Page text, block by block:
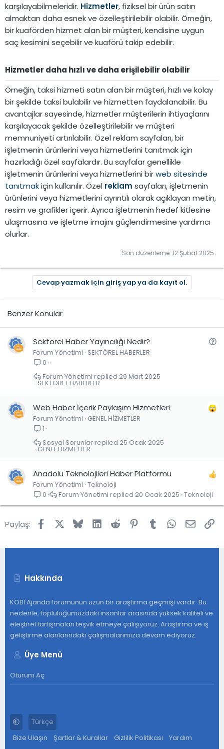
karşılayabilmeleridir. Hizmetler, fiziksel bir ürün satın
almaktan daha esnek ve özelleştirilebilir olabilir. Örneğin,
bir kuaförden hizmet alan bir müşteri, kendisine uygun
saç kesimini seçebilir ve kuaförü takip edebilir.
Hizmetler daha hızlı ve daha erişilebilir olabilir​
Örneğin, taksi hizmeti satın alan bir müşteri, hızlı ve kolay
bir şekilde taksi bulabilir ve hizmetten faydalanabilir. Bu
avantajlar sayesinde, hizmetler müşterilerin ihtiyaçlarını
karşılayacak şekilde özelleştirilebilir ve müşteri
memnuniyeti artırılabilir. Özel reklam sayfaları, bir
işletmenin ürünlerini veya hizmetlerini tanıtmak için
hazırladığı özel sayfalardır. Bu sayfalar genellikle
işletmenin ürünlerini veya hizmetlerini birweb sitesinde
tanıtmakiçin kullanılır. Özel reklam sayfaları, işletmenin
ürünlerini veya hizmetlerini ayrıntılı olarak açıklayan metin,
resim ve grafikler içerir. Ayrıca işletmenin hedef kitlesine
ulaşmasına ve işletme imajını güçlendirmesine yardımcı
olurlar.
Son düzenleme: 12 Şubat 2025
Cevap yazmak için giriş yap ya da kayıt ol.
Benzer Konular
S
Sektörel Haber Yayıncılığı Nedir?
Forum Yönetimi SEKTÖREL HABERLER
0
SEKTÖREL HABERLER
29 Mart 2025
Forum Yönetimi
Web Haber İçerik Paylaşım Hizmetleri
Forum Yönetimi GENEL HİZMETLER
1
GENEL HİZMETLER
25 Ocak 2025
Sosyal Sorunlar
Anadolu Teknolojileri Haber Platformu
Forum Yönetimi Teknoloji
0
Teknoloji
20 Ocak 2025
Forum Yönetimi
Paylaş: FacebookBlueskyLinkedInReddit Pinterest
Tumblr WhatsApp
E-
Hakkında
KOBİ Ajanda forumunun uzun bir araştırma geçmişi vardır. Bu
nedenle, topluluğumuzdaki insanlar arasında yüksek kaliteli ve
eleştirel tartışmaları teşvik etmeye çalışıyoruz. Araştırma ve iş
geliştirme alanlarındaki çalışmalarımıza devam ediyoruz.
Üye Menü
Oturum Aç
Türkçe
Bize Ulaşın
Şartlar & Kurallar Gizlilik Politikası Yardım